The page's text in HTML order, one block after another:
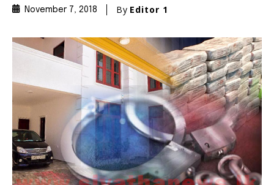
November 7, 2018 By Editor 1